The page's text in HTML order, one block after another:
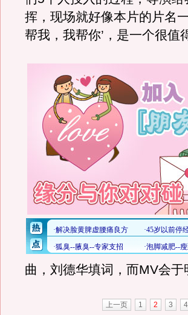
挥，现场就好像本片的片名
帮我，我帮你’，是一个很值
曲，刘德华填词，而MV会于
上一页 1 2 3 4